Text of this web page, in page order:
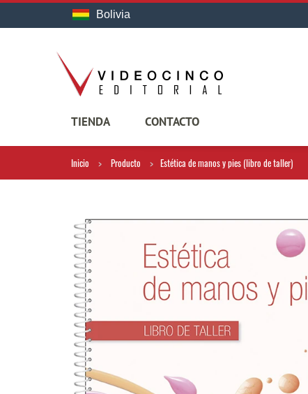
Bolivia
TIENDA CONTACTO
Inicio Producto Estética de manos y pies (libro de taller)